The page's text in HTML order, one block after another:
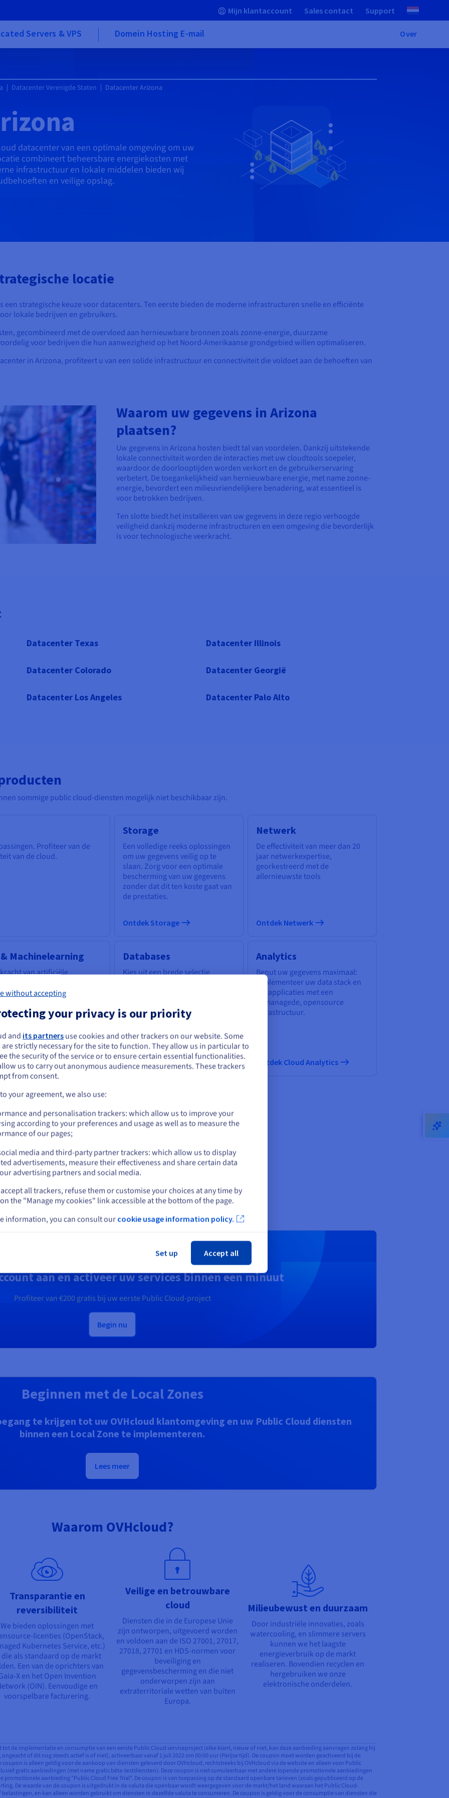
Mijn klantaccount Sales contact Support
Servers & VPS Domein Hosting E-mail Over
Datacenter Verenigde Staten Datacenter Arizona
datacenter van een optimale omgeving om uw
combineert beheersbare energiekosten met
infrastructuur en lokale middelen bieden wij
en veilige opslag.
locatie
een strategische keuze voor datacenters. Ten eerste bieden de moderne infrastructuren snelle en efficiënte
lokale bedrijven en gebruikers.
gecombineerd met de overvloed aan hernieuwbare bronnen zoals zonne-energie, duurzame
voor bedrijven die hun aanwezigheid op het Noord-Amerikaanse grondgebied willen optimaliseren.
in Arizona, profiteert u van een solide infrastructuur en connectiviteit die voldoet aan de behoeften van
Waarom uw gegevens in Arizona
plaatsen?
Uw gegevens in Arizona hosten biedt tal van voordelen. Dankzij uitstekende
lokale connectiviteit worden de interacties met uw cloudtools soepeler,
waardoor de doorlooptijden worden verkort en de gebruikerservaring
verbetert. De toegankelijkheid van hernieuwbare energie, met name zonne-
energie, bevordert een milieuvriendelijkere benadering, wat essentieel is
voor betrokken bedrijven.
Ten slotte biedt het installeren van uw gegevens in deze regio verhoogde
veiligheid dankzij moderne infrastructuren en een omgeving die bevorderlijk
is voor technologische veerkracht.
Datacenter Texas Datacenter Illinois
Datacenter Colorado Datacenter Georgië
Datacenter Los Angeles Datacenter Palo Alto
sommige public cloud-diensten mogelijk niet beschikbaar zijn.
Profiteer van de
van de cloud.
Storage
Een volledige reeks oplossingen
om uw gegevens veilig op te
slaan. Zorg voor een optimale
bescherming van uw gegevens
zonder dat dit ten koste gaat van
de prestaties.
Ontdek Storage
Netwerk
De effectiviteit van meer dan 20
jaar netwerkexpertise,
georkestreerd met de
allernieuwste tools
Ontdek Netwerk
Machinelearning
van artificiële
beschik over tools die
lossen.
AI & Machinelearning
Databases
Kies uit een brede selectie
Ontdek Cloud Databases
Analytics
Benut uw gegevens maximaal:
implementeer uw data stack en
uw applicaties met een
gemanagede, opensource
infrastructuur.
Ontdek Cloud Analytics
quantumcomputing kennen
een geconsolideerd
Simuleer en test uw
en voer ze eenvoudig
emulators en QPU's.
Quantum as a Service
Operations
Beveilig, beheer en monitor uw
Ontdek Oplossingen voor
identiteit, beveiliging en
bedrijfsvoering
Klaar om te beginnen?
aan en activeer uw services binnen een minuut
Profiteer van €200 gratis bij uw eerste Public Cloud-project
Begin nu
Beginnen met de Local Zones
te krijgen tot uw OVHcloud klantomgeving en uw Public Cloud diensten
binnen een Local Zone te implementeren.
Lees meer
Waarom OVHcloud?
Transparantie en
reversibiliteit
We bieden oplossingen met
licenties (OpenStack,
Kubernetes Service, etc.)
als standaard op de markt
Een van de oprichters van
X en het Open Invention
(OIN). Eenvoudige en
voorspelbare facturering.
Veilige en betrouwbare
cloud
Diensten die in de Europese Unie
zijn ontworpen, uitgevoerd worden
en voldoen aan de ISO 27001, 27017,
27018, 27701 en HDS-normen voor
beveiliging en
gegevensbescherming en die niet
onderworpen zijn aan
extraterritoriale wetten van buiten
Europa.
Milieubewust en duurzaam
Door industriële innovaties, zoals
watercooling, en slimmere servers
kunnen we het laagste
energieverbruik op de markt
realiseren. Bovendien recyclen en
hergebruiken we onze
elektronische onderdelen.
de implementatie en consumptie van een eerste Public Cloud serviceproject (elke klant, nieuw of niet, kan deze aanbieding aanvragen zolang hij
of dit nog steeds actief is of niet), activeerbaar vanaf 1 juli 2022 om 00:00 uur (Parijse tijd). De coupon moet worden geactiveerd bij de
is alleen geldig voor de aankoop van diensten geleverd door OVHcloud, rechtstreeks bij OVHcloud via de website en alleen voor Public
gratis aanbiedingen (met name gratis bèta-testdiensten). Deze coupon is niet cumuleerbaar met andere lopende promotionele aanbiedingen
aanbieding "Public Cloud Free Trial". De coupon is van toepassing op de standaard openbare tarieven (zoals gepubliceerd op de
De waarde van de coupon is uitgedrukt in de valuta die openbaar wordt weergegeven voor de markt/het land waaraan het Public Cloud-
en kan alleen worden gebruikt om diensten in dezelfde valuta te consumeren. De coupon is geldig voor de consumptie van diensten die
lijkt je in Verenigde Staten te bevinden.
wilt bestellen vanuit [land], moet je de juiste website doorbladeren en een
aanmaken.
Go to Verenigde Staten website
op de huidige website
Selecteer een andere website
without accepting
your privacy is our priority
and its partners use cookies and other trackers on our website. Some
strictly necessary for the site to function. They allow us in particular to
the security of the service or to ensure certain essential functionalities.
us to carry out anonymous audience measurements. These trackers
from consent.
your agreement, we also use:
and personalisation trackers: which allow us to improve your
according to your preferences and usage as well as to measure the
of our pages;
media and third-party partner trackers: which allow us to display
advertisements, measure their effectiveness and share certain data
advertising partners and social media.
all trackers, refuse them or customise your choices at any time by
the "Manage my cookies" link accessible at the bottom of the page.
information, you can consult our cookie usage information policy.
Set up Accept all